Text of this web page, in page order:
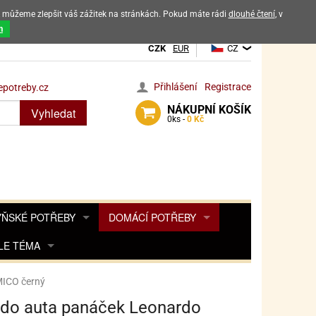
výrobků
CZK EUR CZ
Přihlášení Registrace
NÁKUPNÍ KOŠÍK
0 ks - 0 Kč
Vyhledat
POTŘEBY
KOŘENKY
DESINFEKCE, OCHRANA
KÁVOVARŮ
DOMÁCÍ POTŘEBY
KOŠÍKY
TÉMA
POHÁDKY A HRY
PRO FANOUŠKY BARBIE
NAROZENINOVÉ SVÍČKY
černý
auta panáček Leonardo
zlepšit váš zážitek na stránkách. Pokud máte rádi dlouhé čtení, v